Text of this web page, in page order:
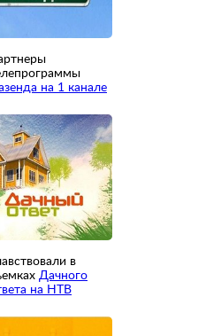
на 1 канале
в
Дачного
на НТВ